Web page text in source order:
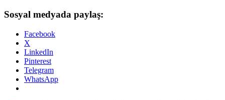
Sosyal medyada paylaş:
Facebook
X
LinkedIn
Pinterest
Telegram
WhatsApp